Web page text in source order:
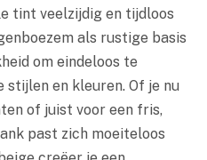
tint veelzijdig en tijdloos
als rustige basis
om eindeloos te
en kleuren. Of je nu
of juist voor een fris,
past zich moeiteloos